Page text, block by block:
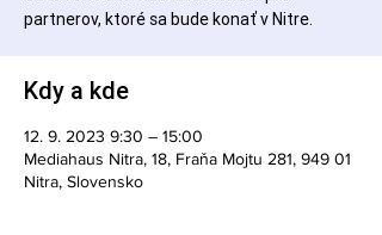
partnerov, ktoré sa bude konať v Nitre.
Kdy a kde
12. 9. 2023 9:30 – 15:00
Mediahaus Nitra, 18, Fraňa Mojtu 281, 949 01
Nitra, Slovensko